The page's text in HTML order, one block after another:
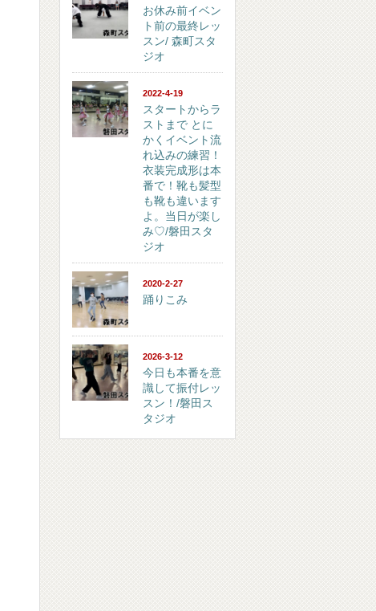
お休み前イベン
ト前の最終レッ
スン/ 森町スタ
ジオ
2022-4-19
スタートからラ
ストまで とに
かくイベント流
れ込みの練習！
衣装完成形は本
番で！靴も髪型
も靴も違います
よ。当日が楽し
み♡/磐田スタ
ジオ
2020-2-27
踊りこみ
2026-3-12
今日も本番を意
識して振付レッ
スン！/磐田ス
タジオ